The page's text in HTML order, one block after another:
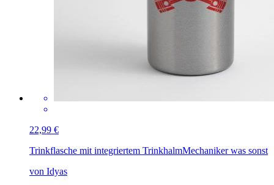
22,99 €
Trinkflasche mit integriertem TrinkhalmMechaniker was sonst
von Idyas